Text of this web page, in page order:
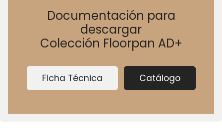
Documentación para
descargar
Colección Floorpan AD+
Ficha Técnica Catálogo